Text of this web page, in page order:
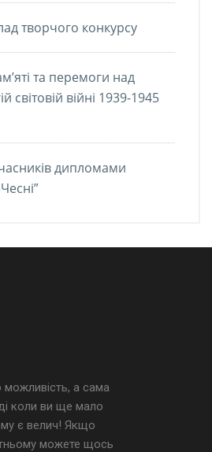
творчого конкурсу
та перемоги над
світовій війні 1939-1945
дипломами
а сама
коли ви ще мало
є велич! Якщо
можете щось